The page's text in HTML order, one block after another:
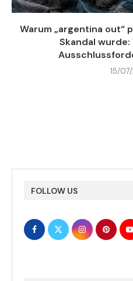
Warum „argentina out“
Skandal
15/
FOLLOW US